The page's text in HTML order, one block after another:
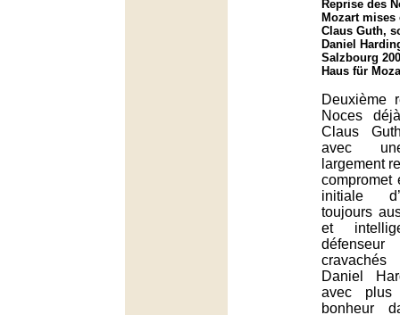
Reprise des
Mozart mises
Claus Guth,
Daniel
Salzbourg
Haus für
Deuxième
Noces
Claus
avec
largement
compromet
initiale
toujours
et
Daniel
avec
bonheur